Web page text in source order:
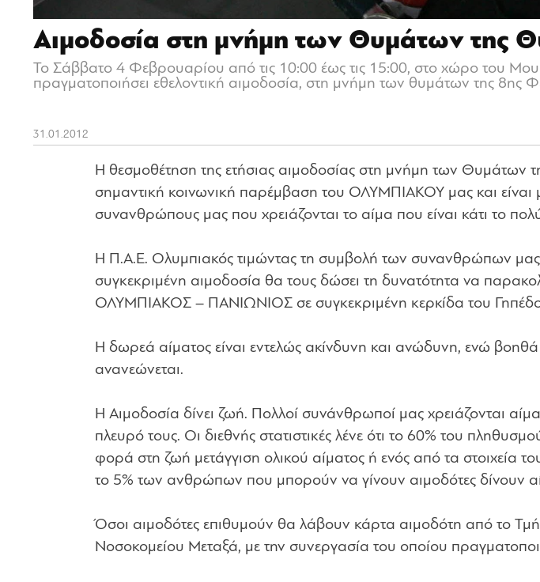
Αιμοδοσία στη μνήμη των Θυμάτων της
Το Σάββατο 4 Φεβρουαρίου από τις 10:00 έως τις 15:00, στο χώρο του
πραγματοποιήσει εθελοντική αιμοδοσία, στη μνήμη των θυμάτων της 8ης
31.01.2012
Η θεσμοθέτηση της ετήσιας αιμοδοσίας στη μνήμη των Θυμάτων
σημαντική κοινωνική παρέμβαση του ΟΛΥΜΠΙΑΚΟΥ μας και είναι
συνανθρώπους μας που χρειάζονται το αίμα που είναι κάτι το
Η Π.Α.Ε. Ολυμπιακός τιμώντας τη συμβολή των συνανθρώπων
συγκεκριμένη αιμοδοσία θα τους δώσει τη δυνατότητα να
ΟΛΥΜΠΙΑΚΟΣ – ΠΑΝΙΩΝΙΟΣ σε συγκεκριμένη κερκίδα του
Η δωρεά αίματος είναι εντελώς ακίνδυνη και ανώδυνη, ενώ
ανανεώνεται.
Η Αιμοδοσία δίνει ζωή. Πολλοί συνάνθρωποί μας χρειάζονται
πλευρό τους. Οι διεθνής στατιστικές λένε ότι το 60% του
φορά στη ζωή μετάγγιση ολικού αίματος ή ενός από τα στοιχεία
το 5% των ανθρώπων που μπορούν να γίνουν αιμοδότες δίνουν
Όσοι αιμοδότες επιθυμούν θα λάβουν κάρτα αιμοδότη από το
Νοσοκομείου Μεταξά, με την συνεργασία του οποίου